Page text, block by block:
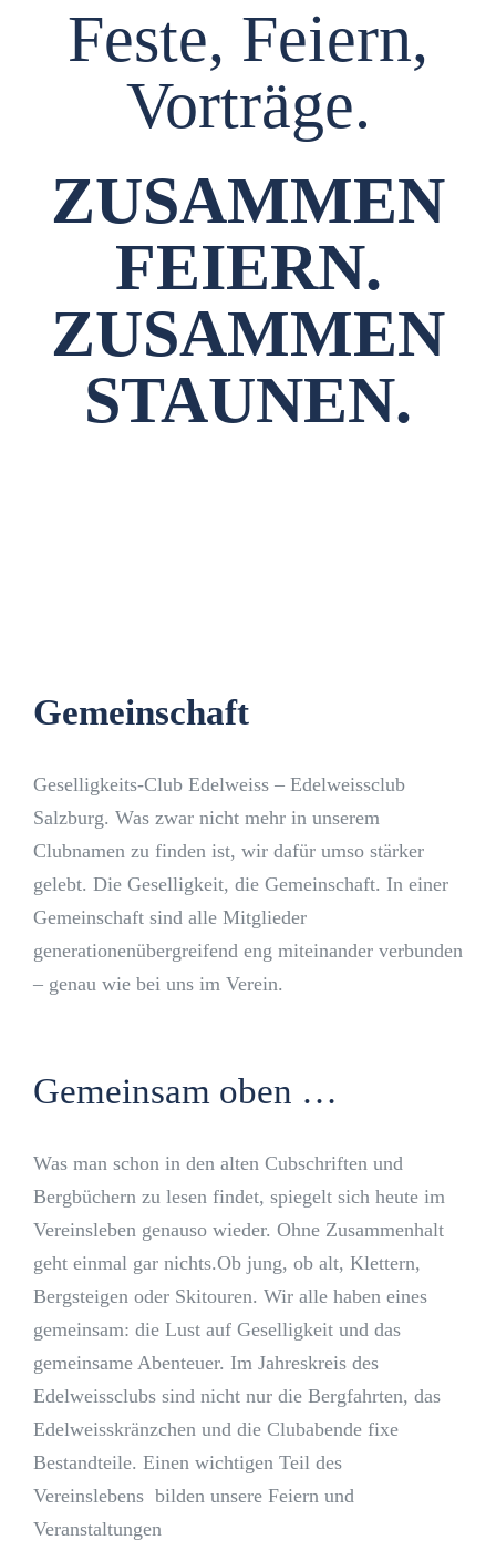
Feste, Feiern,
Vorträge.
ZUSAMMEN
FEIERN.
ZUSAMMEN
STAUNEN.
Gemeinschaft
Geselligkeits-Club Edelweiss – Edelweissclub
Salzburg. Was zwar nicht mehr in unserem
Clubnamen zu finden ist, wir dafür umso stärker
gelebt. Die Geselligkeit, die Gemeinschaft. In einer
Gemeinschaft sind alle Mitglieder
generationenübergreifend eng miteinander verbunden
– genau wie bei uns im Verein.
Gemeinsam oben …
Was man schon in den alten Cubschriften und
Bergbüchern zu lesen findet, spiegelt sich heute im
Vereinsleben genauso wieder. Ohne Zusammenhalt
geht einmal gar nichts.Ob jung, ob alt, Klettern,
Bergsteigen oder Skitouren. Wir alle haben eines
gemeinsam: die Lust auf Geselligkeit und das
gemeinsame Abenteuer. Im Jahreskreis des
Edelweissclubs sind nicht nur die Bergfahrten, das
Edelweisskränzchen und die Clubabende fixe
Bestandteile. Einen wichtigen Teil des
Vereinslebens bilden unsere Feiern und
Veranstaltungen